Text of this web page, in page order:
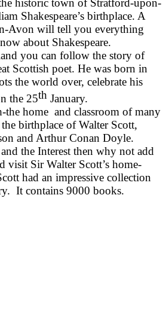
historic town of Stratford-upon-
Shakespeare’s birthplace. A
Avon will tell you everything
about Shakespeare.
you can follow the story of
Scottish poet. He was born in
the world over, celebrate his
the 25th January.
the home and classroom of many
birthplace of Walter Scott,
and Arthur Conan Doyle.
the Interest then why not add
visit Sir Walter Scott’s home-
had an impressive collection
It contains 9000 books.